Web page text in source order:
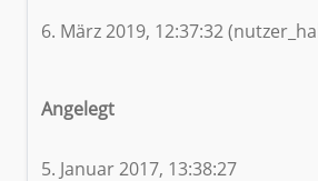
6. März 2019, 12:37:32
Angelegt
5. Januar 2017, 13:38:27